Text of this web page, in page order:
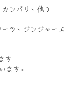
ンパリ、他）
ラ、ジンジャーエ
す
ます。